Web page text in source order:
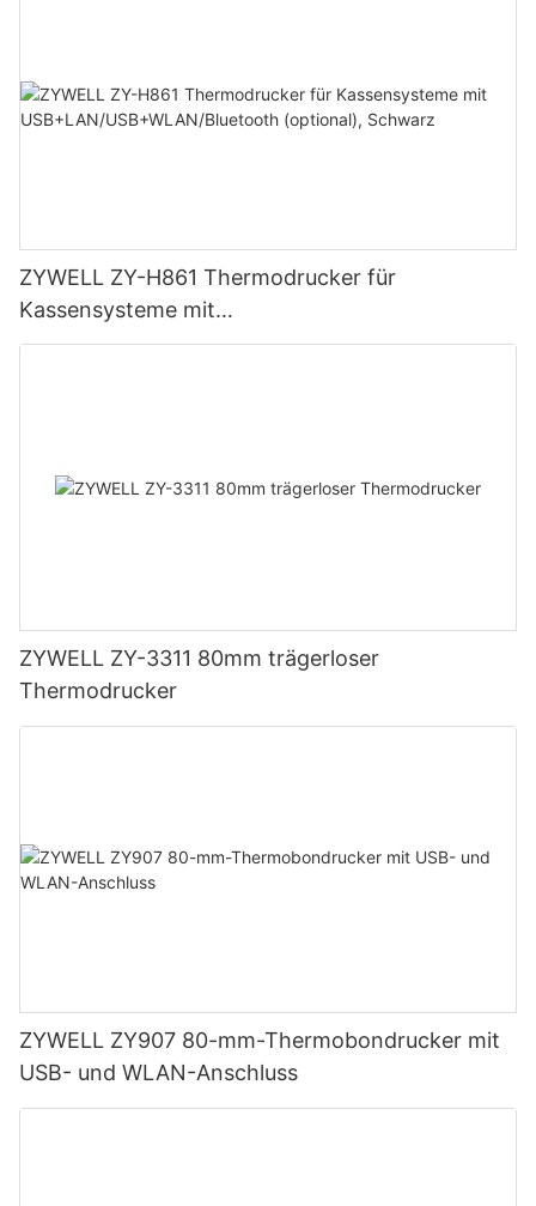
ZYWELL ZY-H861 Thermodrucker für
Kassensysteme mit
USB+LAN/USB+WLAN/Bluetooth (optional),
ZYWELL ZY-3311 80mm trägerloser
Thermodrucker
ZYWELL ZY907 80-mm-Thermobondrucker mit
USB- und WLAN-Anschluss